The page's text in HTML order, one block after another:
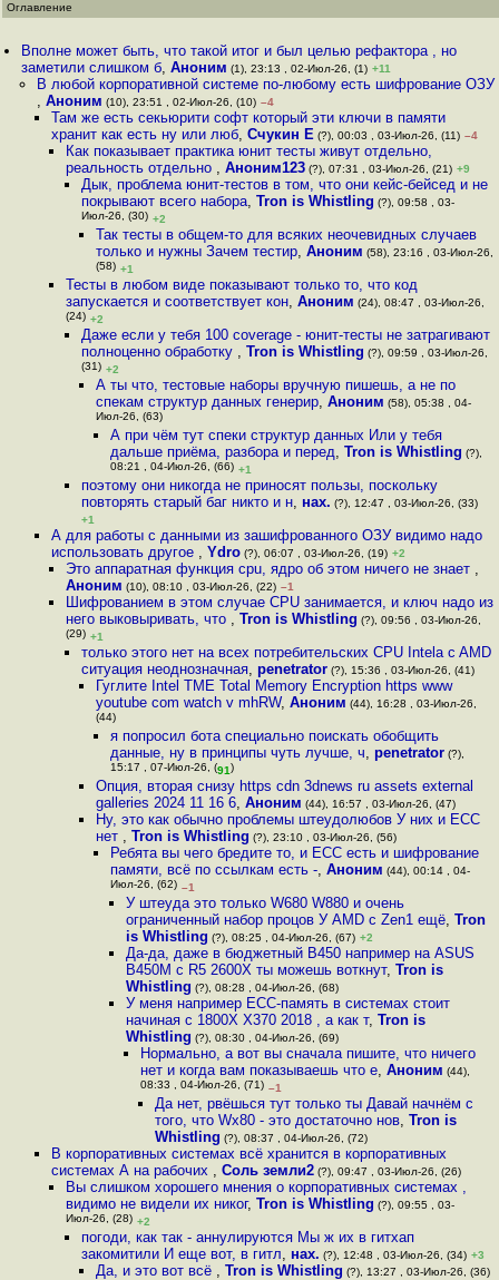
Оглавление
Вполне может быть, что такой итог и был целью рефактора , но
заметили слишком б,Аноним (1), 23:13 , 02-Июл-26, (1) +11
В любой корпоративной системе по-любому есть шифрование ОЗУ
, Аноним (10), 23:51 , 02-Июл-26, (10) –4
Там же есть секьюрити софт который эти ключи в памяти
хранит как есть ну или люб, Счукин Е (?), 00:03 , 03-Июл-26, (11) –4
Как показывает практика юнит тесты живут отдельно,
реальность отдельно ,Аноним123 (?), 07:31 , 03-Июл-26, (21) +9
Дык, проблема юнит-тестов в том, что они кейс-бейсед и не
покрывают всего набора, Tron is Whistling (?), 09:58 , 03-
Июл-26, (30) +2
Так тесты в общем-то для всяких неочевидных случаев
только и нужны Зачем тестир, Аноним (58), 23:16 , 03-Июл-26,
(58) +1
Тесты в любом виде показывают только то, что код
запускается и соответствует кон,Аноним (24), 08:47 , 03-Июл-26,
(24) +2
Даже если у тебя 100 coverage - юнит-тесты не затрагивают
полноценно обработку , Tron is Whistling (?), 09:59 , 03-Июл-26,
(31) +2
А ты что, тестовые наборы вручную пишешь, а не по
спекам структур данных генерир, Аноним (58), 05:38 , 04-
Июл-26, (63)
А при чём тут спеки структур данных Или у тебя
дальше приёма, разбора и перед,Tron is Whistling (?),
08:21 , 04-Июл-26, (66) +1
поэтому они никогда не приносят пользы, поскольку
повторять старый баг никто и н, нах. (?), 12:47 , 03-Июл-26, (33)
+1
А для работы с данными из зашифрованного ОЗУ видимо надо
использовать другое , Ydro(?), 06:07 , 03-Июл-26, (19) +2
Это аппаратная функция cpu, ядро об этом ничего не знает ,
Аноним (10), 08:10 , 03-Июл-26, (22) –1
Шифрованием в этом случае CPU занимается, и ключ надо из
него выковыривать, что ,Tron is Whistling (?), 09:56 , 03-Июл-26,
(29) +1
только этого нет на всех потребительских CPU Intelа c AMD
ситуация неоднозначная, penetrator(?), 15:36 , 03-Июл-26, (41)
Гуглите Intel TME Total Memory Encryption https www
youtube com watch v mhRW, Аноним (44), 16:28 , 03-Июл-26,
(44)
я попросил бота специально поискать обобщить
данные, ну в принципы чуть лучше, ч,penetrator (?),
15:17 , 07-Июл-26, (91)
Опция, вторая снизу https cdn 3dnews ru assets external
galleries 2024 11 16 6, Аноним (44), 16:57 , 03-Июл-26, (47)
Ну, это как обычно проблемы штеудолюбов У них и ECC
нет , Tron is Whistling (?), 23:10 , 03-Июл-26, (56)
Ребята вы чего бредите то, и ECC есть и шифрование
памяти, всё по ссылкам есть -,Аноним (44), 00:14 , 04-
Июл-26, (62) –1
У штеуда это только W680 W880 и очень
ограниченный набор процов У AMD с Zen1 ещё, Tron
is Whistling (?), 08:25 , 04-Июл-26, (67) +2
Да-да, даже в бюджетный B450 например на ASUS
B450M с R5 2600X ты можешь воткнут, Tron is
Whistling (?), 08:28 , 04-Июл-26, (68)
У меня например ECC-память в системах стоит
начиная с 1800X X370 2018 , а как т, Tron is
Whistling (?), 08:30 , 04-Июл-26, (69)
Нормально, а вот вы сначала пишите, что ничего
нет и когда вам показываешь что е, Аноним (44),
08:33 , 04-Июл-26, (71) –1
Да нет, рвёшься тут только ты Давай начнём с
того, что Wx80 - это достаточно нов,Tron is
Whistling (?), 08:37 , 04-Июл-26, (72)
В корпоративных системах всё хранится в корпоративных
системах А на рабочих , Соль земли2(?), 09:47 , 03-Июл-26, (26)
Вы слишком хорошего мнения о корпоративных системах ,
видимо не видели их никог,Tron is Whistling (?), 09:55 , 03-
Июл-26, (28) +2
погоди, как так - аннулируются Мы ж их в гитхап
закомитили И еще вот, в гитл, нах. (?), 12:48 , 03-Июл-26, (34) +3
Да, и это вот всё , Tron is Whistling (?), 13:27 , 03-Июл-26, (36)